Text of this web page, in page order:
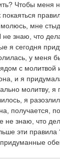
Чтобы меня
молюсь, мне
знаю, что
я сегодня
у меня
с молитвой
и я
молитву,
я
получается,
не знаю, что
эти